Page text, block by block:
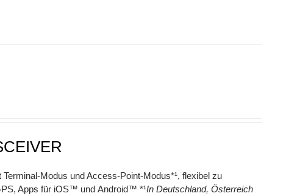
Modus und Access-Point-Modus*¹, flexibel zu
Apps für iOS™ und Android™ *¹In Deutschland, Österreich